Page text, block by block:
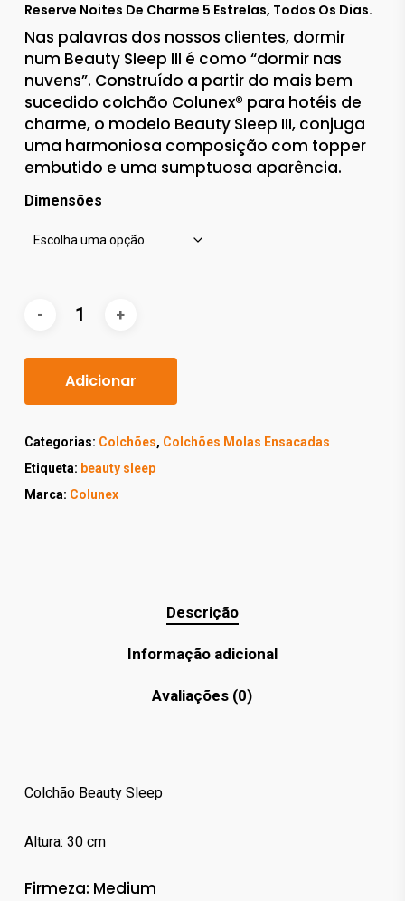
Reserve Noites De Charme 5 Estrelas, Todos Os Dias.
Nas palavras dos nossos clientes, dormir
num Beauty Sleep III é como “dormir nas
nuvens”. Construído a partir do mais bem
sucedido colchão Colunex® para hotéis de
charme, o modelo Beauty Sleep III, conjuga
uma harmoniosa composição com topper
embutido e uma sumptuosa aparência.
Dimensões
Adicionar
Categorias: Colchões, Colchões Molas Ensacadas
Etiqueta: beauty sleep
Marca: Colunex
Descrição
Informação adicional
Avaliações (0)
Colchão Beauty Sleep
Altura: 30 cm
Firmeza: Medium